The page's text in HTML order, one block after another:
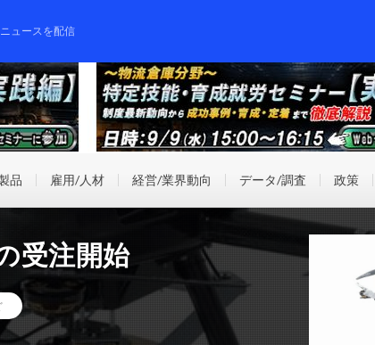
ュースを配信
品 雇用/人材 経営/業界動向 データ/調査 政策
受注開始